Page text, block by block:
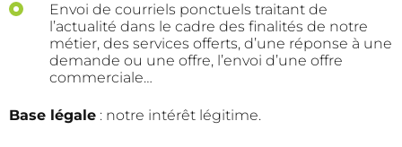
Envoi de courriels ponctuels traitant de
l’actualité dans le cadre des finalités de notre
métier, des services offerts, d’une réponse à une
demande ou une offre, l’envoi d’une offre
commerciale…
Base légale : notre intérêt légitime.